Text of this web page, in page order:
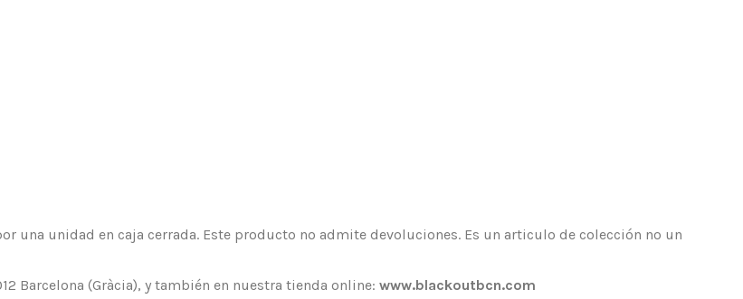
una unidad en caja cerrada. Este producto no admite devoluciones. Es un articulo de colección no un
Barcelona (Gràcia), y también en nuestra tienda online: www.blackoutbcn.com